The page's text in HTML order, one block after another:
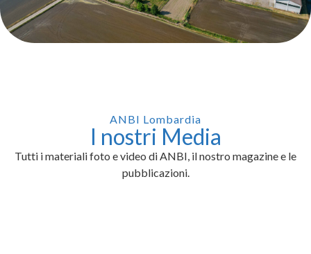
ANBI Lombardia
I nostri Media
Tutti i materiali foto e video di ANBI, il nostro magazine e le
pubblicazioni.